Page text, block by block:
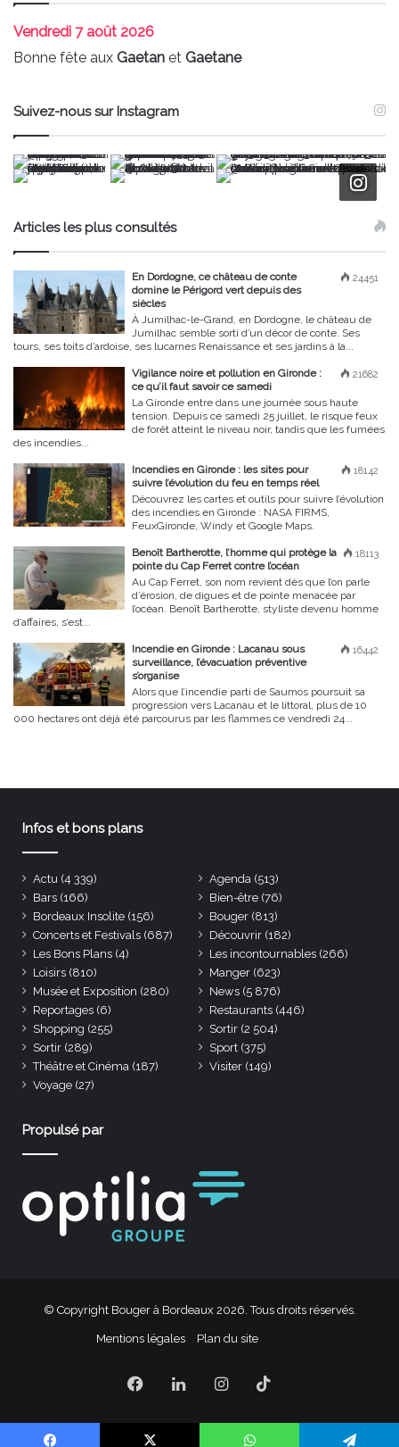
Vendredi 7 août 2026
Bonne fête aux Gaetan et Gaetane
Suivez-nous sur Instagram
Articles les plus consultés
24451
En Dordogne, ce château de conte
domine le Périgord vert depuis des
siècles
À Jumilhac-le-Grand, en Dordogne, le château de
Jumilhac semble sorti d’un décor de conte. Ses
tours, ses toits d’ardoise, ses lucarnes Renaissance et ses jardins à la...
21682
Vigilance noire et pollution en Gironde :
ce qu’il faut savoir ce samedi
La Gironde entre dans une journée sous haute
tension. Depuis ce samedi 25 juillet, le risque feux
de forêt atteint le niveau noir, tandis que les fumées
des incendies...
18142
Incendies en Gironde : les sites pour
suivre l’évolution du feu en temps réel
Découvrez les cartes et outils pour suivre l’évolution
des incendies en Gironde : NASA FIRMS,
FeuxGironde, Windy et Google Maps.
18113
Benoît Bartherotte, l’homme qui protège la
pointe du Cap Ferret contre l’océan
Au Cap Ferret, son nom revient dès que l’on parle
d’érosion, de digues et de pointe menacée par
l’océan. Benoît Bartherotte, styliste devenu homme
d’affaires, s’est...
16442
Incendie en Gironde : Lacanau sous
surveillance, l’évacuation préventive
s’organise
Alors que l’incendie parti de Saumos poursuit sa
progression vers Lacanau et le littoral, plus de 10
000 hectares ont déjà été parcourus par les flammes ce vendredi 24...
Infos et bons plans
Actu (4 339) Agenda (513)
Bars (166) Bien-être (76)
Bordeaux Insolite (156) Bouger (813)
Concerts et Festivals (687) Découvrir (182)
Les Bons Plans (4) Les incontournables (266)
Loisirs (810) Manger (623)
Musée et Exposition (280) News (5 876)
Reportages (6) Restaurants (446)
Shopping (255) Sortir (2 504)
Sortir (289) Sport (375)
Théâtre et Cinéma (187) Visiter (149)
Voyage (27)
Propulsé par
© Copyright Bouger à Bordeaux 2026. Tous droits réservés.
Mentions légales Plan du site
Facebook
LinkedinInstagram